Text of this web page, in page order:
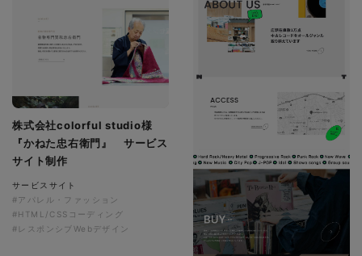
株式会社colorful studio様
『かねた忠右衛門』 サービス
サイト制作
サービスサイト
#アパレル・ファッション
#HTML/CSSコーディング
#レスポンシブWebデザイン